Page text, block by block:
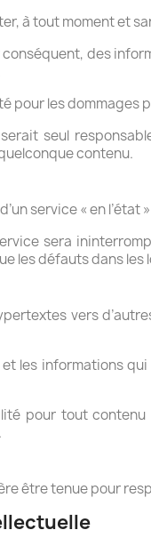
à tout moment et
des
pour les
serait seul
contenu.
service « en
sera
les défauts dans les
vers
et les informations
pour tout
être tenue pour